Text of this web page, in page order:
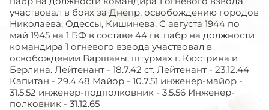
участвовал в боях за Днепр, освобождению городов
Николаева, Одессы, Кишинева. С августа 1944 по
май 1945 на 1 БФ в составе 44 гв. пабр на должности
командира 1 огневого взвода участвовал в
освобождении Варшавы, штурмах г. Кюстрина и
Берлина. Лейтенант - 18.7.42 ст. Лейтенант - 23.12.44
Капитан - 29.4.48 Майор - 10.7.51 инженер-майор -
31.5.52 инженер-подполковник - 3.5.56 Инженер-
полковник - 31.12.65